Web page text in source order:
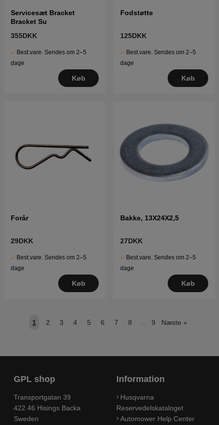
Servicesæt Bracket
Bracket Su
355DKK
Best.vare. Sendes om 2–5
dage
Køb
Fodstøtte
125DKK
Best.vare. Sendes om 2–5
dage
Køb
Forår
29DKK
Best.vare. Sendes om 2–5
dage
Køb
Bakke, 13X24X2,5
27DKK
Best.vare. Sendes om 2–5
dage
Køb
1 2 3 4 5 6 7 8 .. 9 Næste »
GPL shop
Transportgatan 39
422 46 Hisings Backa
Sweden
Information
Husqvarna
Reservedelskataloget
Automower Help Center